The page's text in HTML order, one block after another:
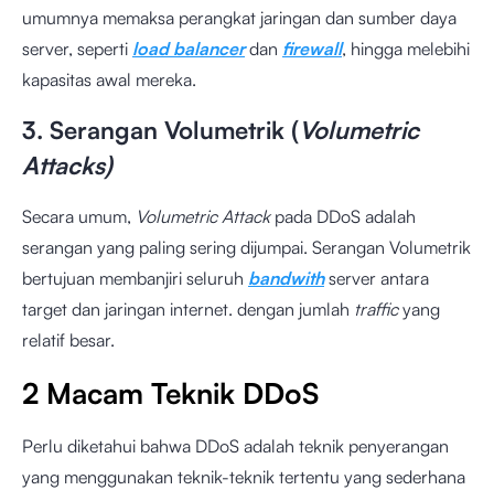
umumnya memaksa perangkat jaringan dan sumber daya
server, seperti load balancerdan firewall, hingga melebihi
kapasitas awal mereka.
3. Serangan Volumetrik (Volumetric
Attacks)
Secara umum, Volumetric Attack pada DDoS adalah
serangan yang paling sering dijumpai. Serangan Volumetrik
bertujuan membanjiri seluruh bandwithserver antara
target dan jaringan internet. dengan jumlah trafficyang
relatif besar.
2 Macam Teknik DDoS
Perlu diketahui bahwa DDoS adalah teknik penyerangan
yang menggunakan teknik-teknik tertentu yang sederhana